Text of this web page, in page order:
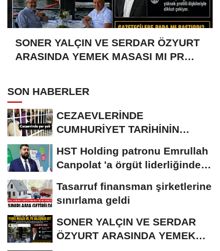
SONER YALÇIN VE SERDAR ÖZYURT
ARASINDA YEMEK MASASI MI PR
SON HABERLER
CEZAEVLERİNDE
CUMHURİYET TARİHİNİN
KİŞİ...
HST Holding patronu Emrullah
Canpolat 'a örgüt liderliğinden
Tasarruf finansman şirketlerine
sınırlama geldi
SONER YALÇIN VE SERDAR
ÖZYURT ARASINDA YEMEK